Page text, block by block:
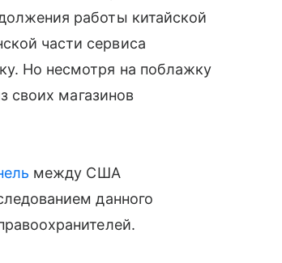
работы китайской
части сервиса
Но несмотря на поблажку
своих магазинов
между США
данного